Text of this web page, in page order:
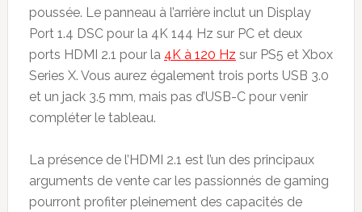
poussée. Le panneau à l’arrière inclut un Display
Port 1.4 DSC pour la 4K 144 Hz sur PC et deux
ports HDMI 2.1 pour la 4K à 120 Hz sur PS5 et Xbox
Series X. Vous aurez également trois ports USB 3.0
et un jack 3.5 mm, mais pas d’USB-C pour venir
compléter le tableau.
La présence de l’HDMI 2.1 est l’un des principaux
arguments de vente car les passionnés de gaming
pourront profiter pleinement des capacités de